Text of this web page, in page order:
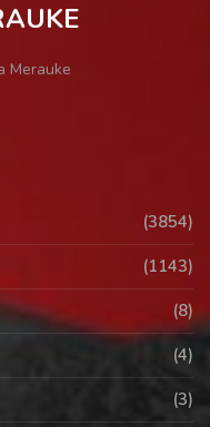
Merauke
(3854)
(1143)
(8)
(4)
(3)